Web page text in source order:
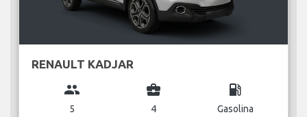
RENAULT KADJAR
group
5
business_center
4
local_gas_station
Gasolina